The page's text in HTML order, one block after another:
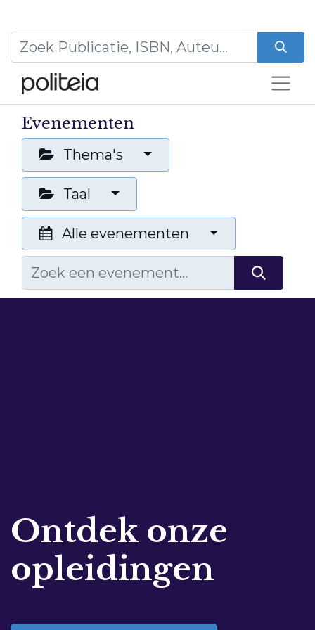
Evenementen
Thema's
Taal
Alle evenementen
Ontdek onze
opleidingen